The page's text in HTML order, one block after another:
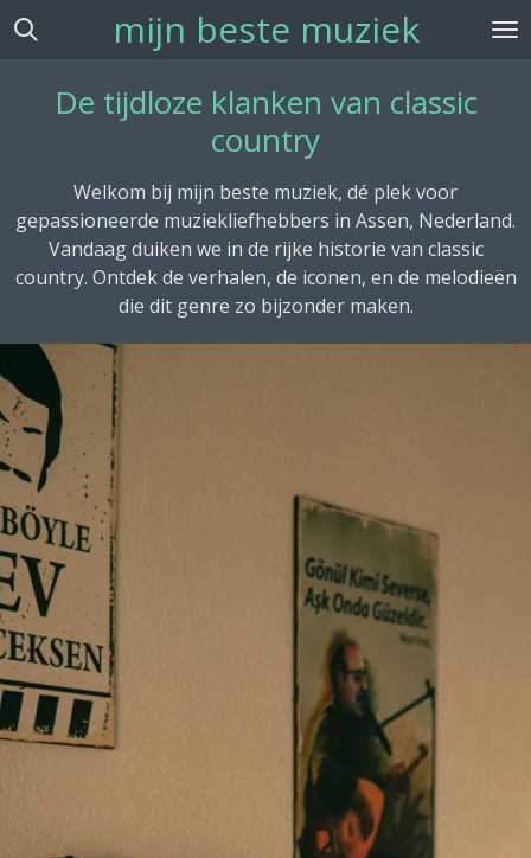
Ga
mijn beste muziek
De tijdloze klanken van classic
country
Welkom bij mijn beste muziek, dé plek voor
gepassioneerde muziekliefhebbers in Assen, Nederland.
Vandaag duiken we in de rijke historie van classic
country. Ontdek de verhalen, de iconen, en de melodieën
die dit genre zo bijzonder maken.